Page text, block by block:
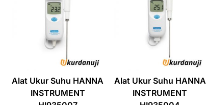
Alat Ukur Suhu HANNA
INSTRUMENT
Alat Ukur Suhu HANNA
INSTRUMENT